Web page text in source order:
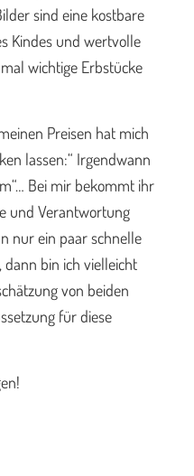
sind eine kostbare
Kindes und wertvolle
wichtige Erbstücke
Preisen hat mich
lassen:“ Irgendwann
Bei mir bekommt ihr
und Verantwortung
nur ein paar schnelle
dann bin ich vielleicht
von beiden
für diese